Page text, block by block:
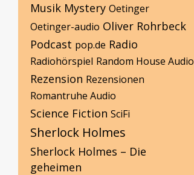
Musik Mystery Oetinger
Oetinger-audio Oliver Rohrbeck
Podcast pop.de Radio
Radiohörspiel Random House Audio
Rezension Rezensionen
Romantruhe Audio
Science Fiction SciFi
Sherlock Holmes
Sherlock Holmes – Die
geheimen